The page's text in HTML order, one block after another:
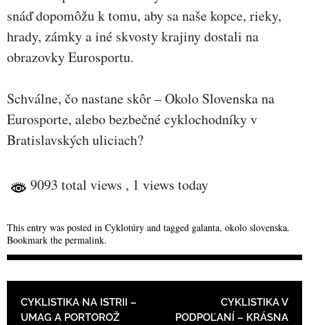
snáď dopomôžu k tomu, aby sa naše kopce, rieky,
hrady, zámky a iné skvosty krajiny dostali na
obrazovky Eurosportu.
Schválne, čo nastane skôr – Okolo Slovenska na
Eurosporte, alebo bezbečné cyklochodníky v
Bratislavských uliciach?
9093 total views , 1 views today
This entry was posted in Cyklotúry and tagged galanta, okolo slovenska.
Bookmark the permalink.
POST NAVIGATION
CYKLISTIKA NA ISTRII –
UMAG A PORTOROŽ
CYKLISTIKA V
PODPOĽANÍ – KRÁSNA